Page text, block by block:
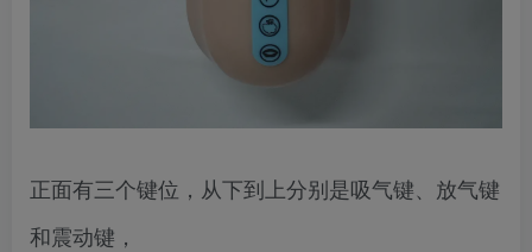
正面有三个键位，从下到上分别是吸气键、放气键
和震动键，